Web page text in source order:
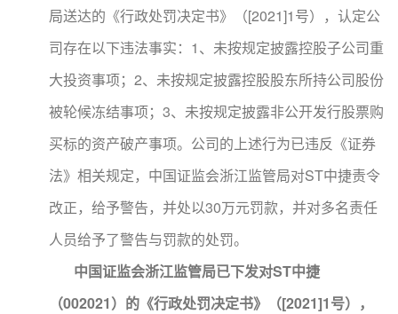
局送达的《行政处罚决定书》（[2021]1号），认定公
司存在以下违法事实：1、未按规定披露控股子公司重
大投资事项；2、未按规定披露控股股东所持公司股份
被轮候冻结事项；3、未按规定披露非公开发行股票购
买标的资产破产事项。公司的上述行为已违反《证券
法》相关规定，中国证监会浙江监管局对ST中捷责令
改正，给予警告，并处以30万元罚款，并对多名责任
人员给予了警告与罚款的处罚。
中国证监会浙江监管局已下发对ST中捷
（002021）的《行政处罚决定书》（[2021]1号），